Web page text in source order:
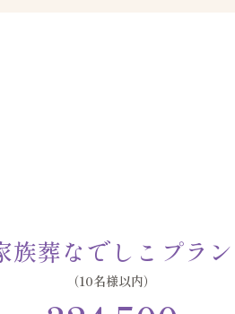
族葬なでしこプラン
（10名様以内）